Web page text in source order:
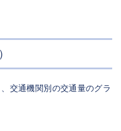
交通機関別の交通量のグラ